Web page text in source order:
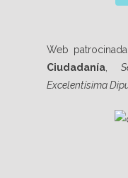
Web
Ciudadanía
Excelentísima